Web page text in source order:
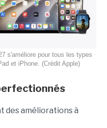
s'améliore pour tous les types
et iPhone. (Crédit Apple)
des améliorations à